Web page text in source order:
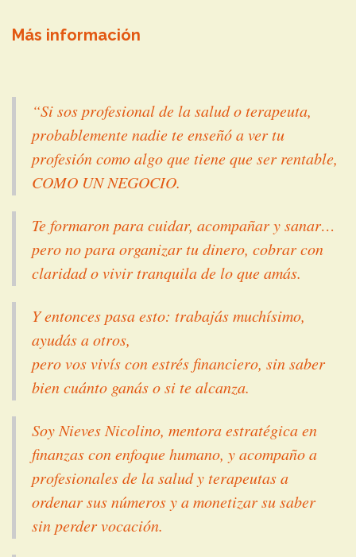
Más información
“Si sos profesional de la salud o terapeuta,
probablemente nadie te enseñó a ver tu
profesión como algo que tiene que ser rentable,
COMO UN NEGOCIO.
Te formaron para cuidar, acompañar y sanar…
pero no para organizar tu dinero, cobrar con
claridad o vivir tranquila de lo que amás.
Y entonces pasa esto: trabajás muchísimo,
ayudás a otros,
pero vos vivís con estrés financiero, sin saber
bien cuánto ganás o si te alcanza.
Soy Nieves Nicolino, mentora estratégica en
finanzas con enfoque humano, y acompaño a
profesionales de la salud y terapeutas a
ordenar sus números y a monetizar su saber
sin perder vocación.